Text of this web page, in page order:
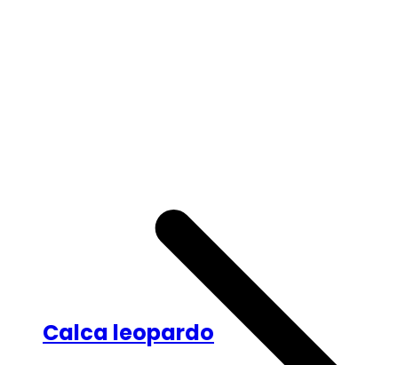
Calca leopardo